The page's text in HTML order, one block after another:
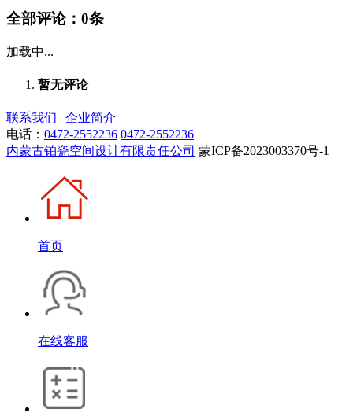
全部评论： 0条
加载中...
暂无评论
联系我们 | 企业简介
电话： 0472-2552236 0472-2552236
内蒙古铂瓷空间设计有限责任公司 蒙ICP备2023003370号-1
首页
在线客服